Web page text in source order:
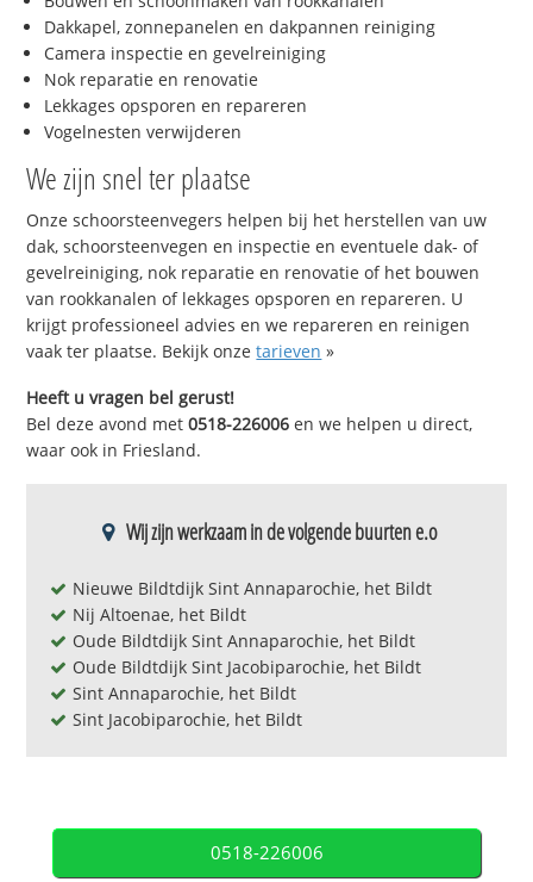
Dakkapel, zonnepanelen en dakpannen reiniging
Camera inspectie en gevelreiniging
Nok reparatie en renovatie
Lekkages opsporen en repareren
Vogelnesten verwijderen
We zijn snel ter plaatse
Onze schoorsteenvegers helpen bij het herstellen van uw
dak, schoorsteenvegen en inspectie en eventuele dak- of
gevelreiniging, nok reparatie en renovatie of het bouwen
van rookkanalen of lekkages opsporen en repareren. U
krijgt professioneel advies en we repareren en reinigen
vaak ter plaatse. Bekijk onzetarieven »
Heeft u vragen bel gerust!
Bel deze avond met0518-226006 en we helpen u direct,
waar ook in Friesland.
Wij zijn werkzaam in de volgende buurten e.o
Nieuwe Bildtdijk Sint Annaparochie, het Bildt
Nij Altoenae, het Bildt
Oude Bildtdijk Sint Annaparochie, het Bildt
Oude Bildtdijk Sint Jacobiparochie, het Bildt
Sint Annaparochie, het Bildt
Sint Jacobiparochie, het Bildt
0518-226006